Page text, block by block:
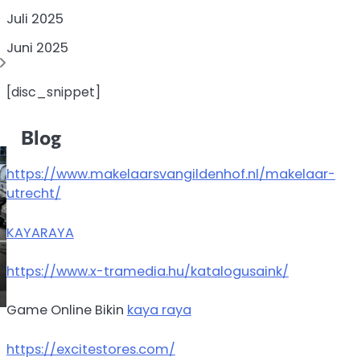
Juli 2025
Juni 2025
[disc_snippet]
Blog
https://www.makelaarsvangildenhof.nl/makelaar-
utrecht/
KAYARAYA
https://www.x-tramedia.hu/katalogusaink/
Game Online Bikin kaya raya
https://excitestores.com/